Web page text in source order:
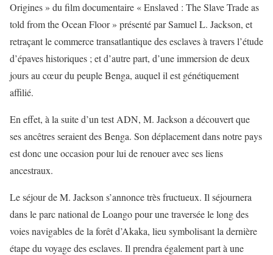
Origines » du film documentaire « Enslaved : The Slave Trade as
told from the Ocean Floor » présenté par Samuel L. Jackson, et
retraçant le commerce transatlantique des esclaves à travers l’étude
d’épaves historiques ; et d’autre part, d’une immersion de deux
jours au cœur du peuple Benga, auquel il est génétiquement
affilié.
En effet, à la suite d’un test ADN, M. Jackson a découvert que
ses ancêtres seraient des Benga. Son déplacement dans notre pays
est donc une occasion pour lui de renouer avec ses liens
ancestraux.
Le séjour de M. Jackson s’annonce très fructueux. Il séjournera
dans le parc national de Loango pour une traversée le long des
voies navigables de la forêt d’Akaka, lieu symbolisant la dernière
étape du voyage des esclaves. Il prendra également part à une